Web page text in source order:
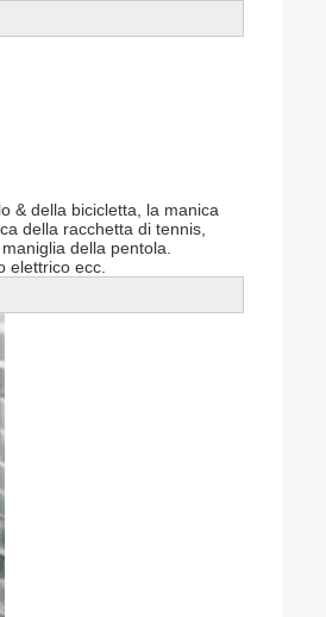
& della bicicletta, la manica
della racchetta di tennis,
della pentola.
elettrico ecc.